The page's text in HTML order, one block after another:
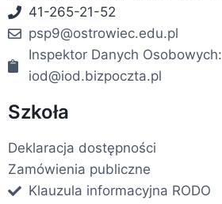
41-265-21-52
psp9@ostrowiec.edu.pl
Inspektor Danych Osobowych:
iod@iod.bizpoczta.pl
Szkoła
Deklaracja dostępności
Zamówienia publiczne
Klauzula informacyjna RODO